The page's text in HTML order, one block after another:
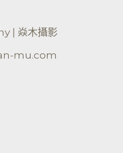
| 焱木攝影
mu.com